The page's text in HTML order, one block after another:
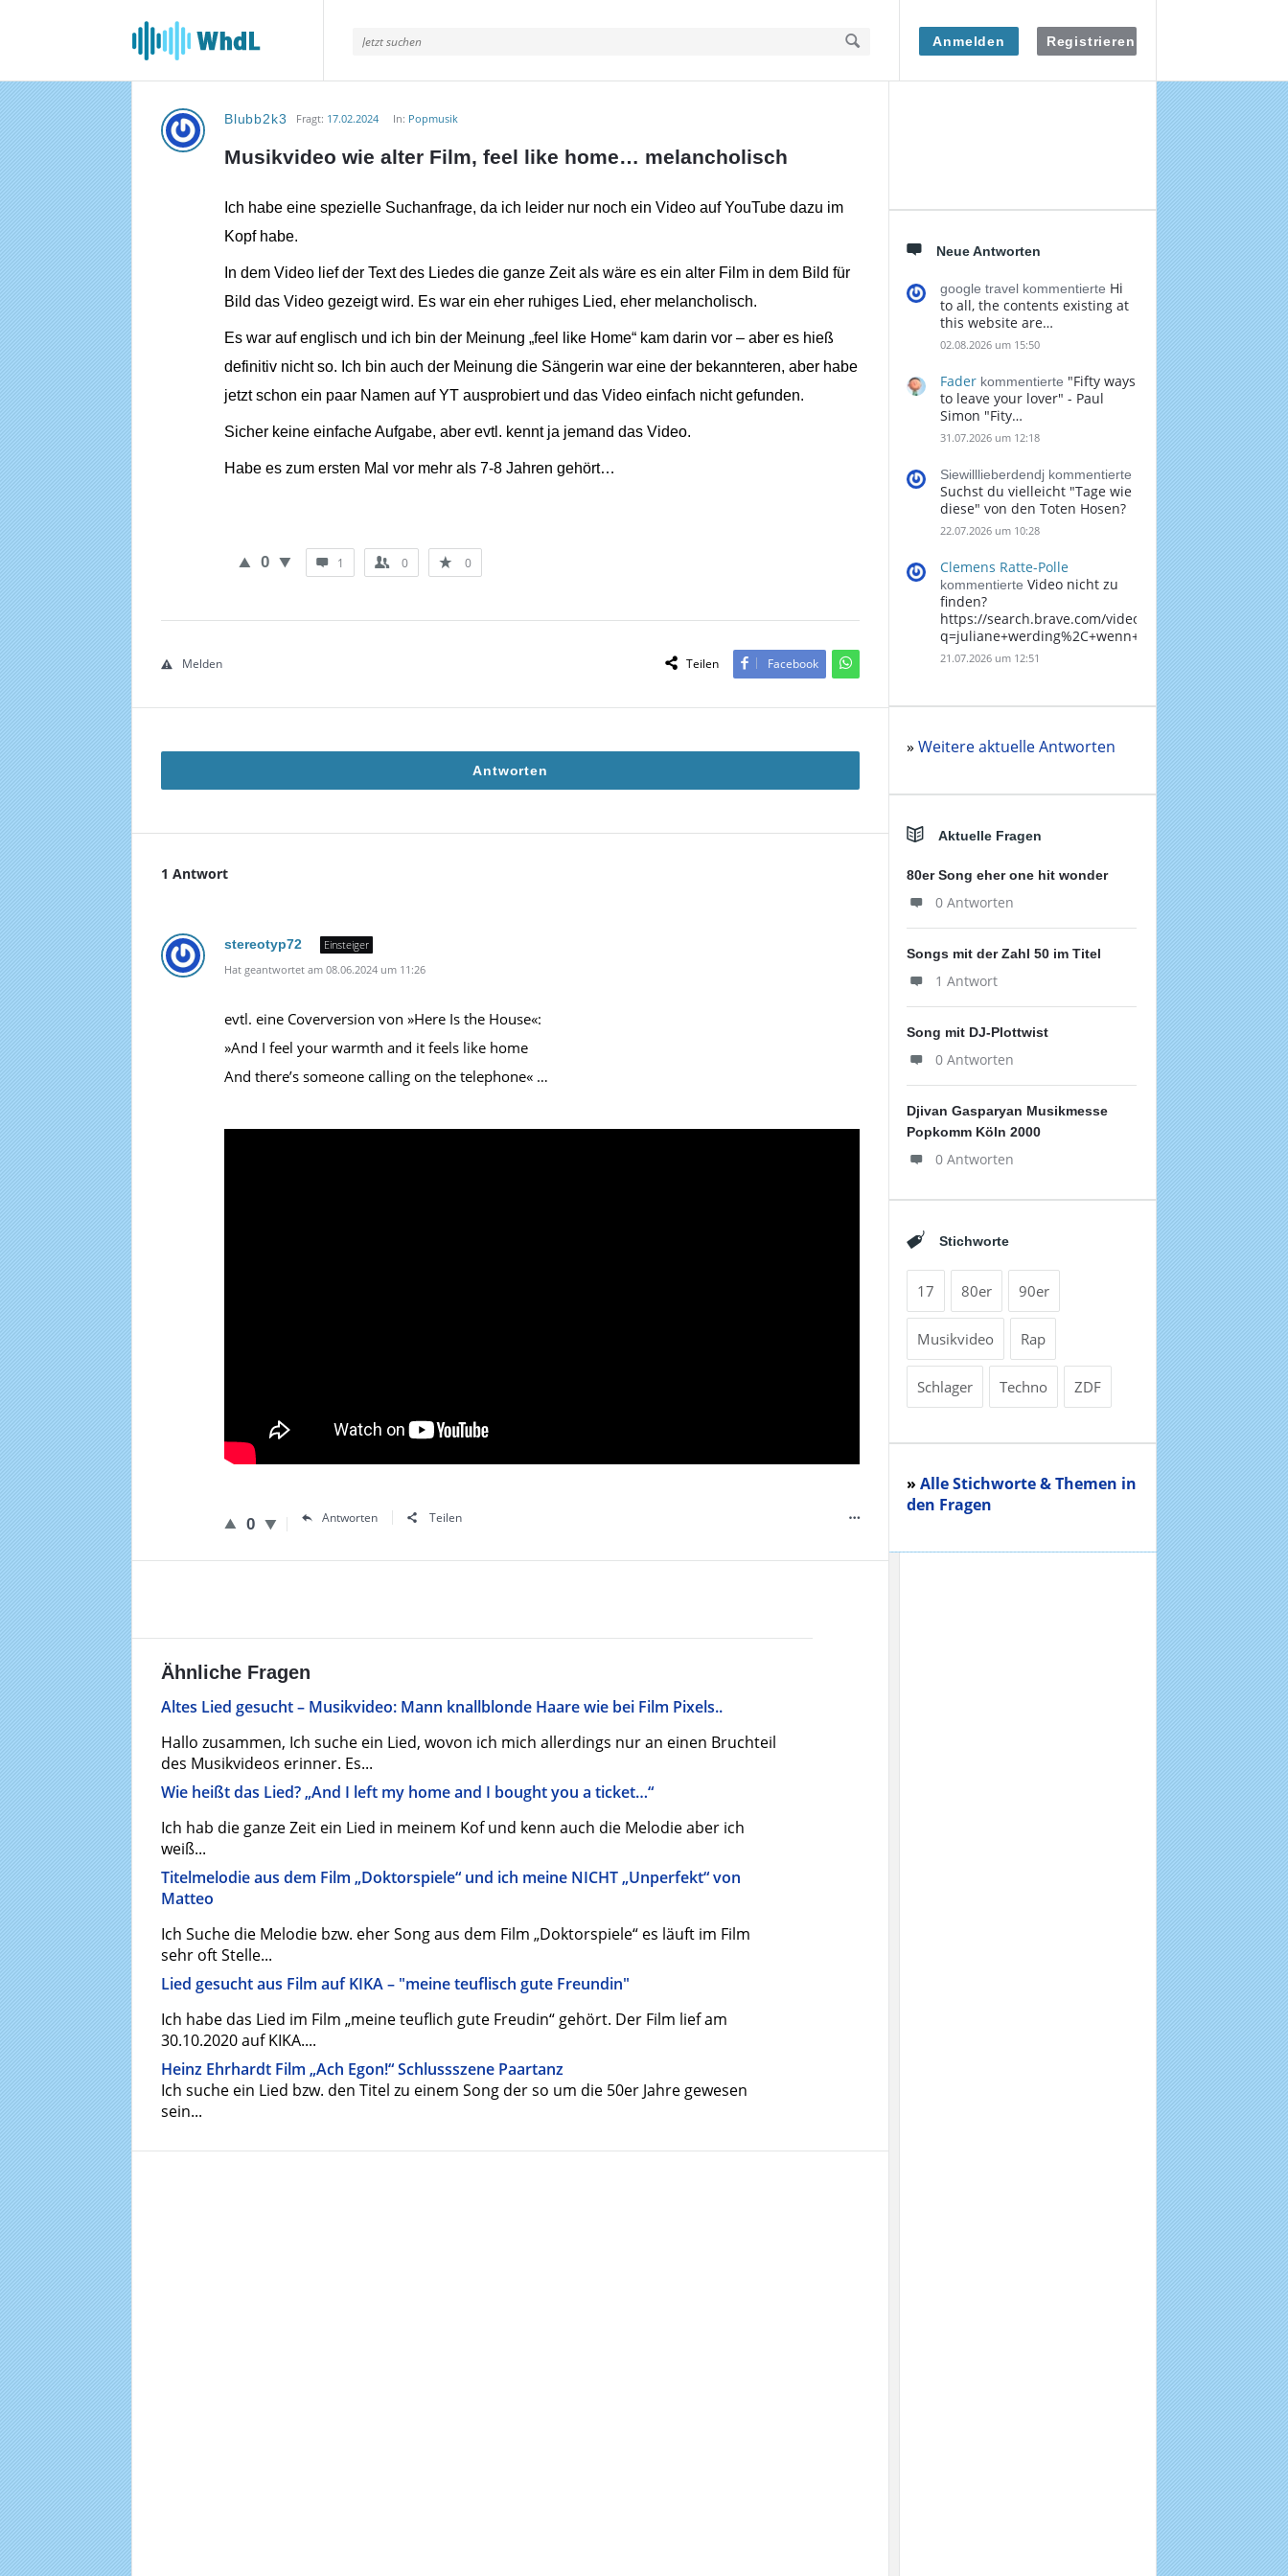
Anmelden Registrieren
Musikforum
von
Musikforum
WieheisstdasLied.de
Neueste
Blubb2k3 Fragt: 17.02.2024 In: Popmusik
Musikvideo wie alter Film, feel like home… melancholisch
Ich habe eine spezielle Suchanfrage, da ich leider nur noch ein Video auf YouTube dazu im
Kopf habe.
In dem Video lief der Text des Liedes die ganze Zeit als wäre es ein alter Film in dem Bild für
Bild das Video gezeigt wird. Es war ein eher ruhiges Lied, eher melancholisch.
Es war auf englisch und ich bin der Meinung „feel like Home“ kam darin vor – aber es hieß
definitiv nicht so. Ich bin auch der Meinung die Sängerin war eine der bekannteren, aber habe
jetzt schon ein paar Namen auf YT ausprobiert und das Video einfach nicht gefunden.
Sicher keine einfache Aufgabe, aber evtl. kennt ja jemand das Video.
Habe es zum ersten Mal vor mehr als 7-8 Jahren gehört…
0 1 0 0
Teilen Facebook
Melden
Antworten
1 Antwort
stereotyp72
Einsteiger
Hat geantwortet am 08.06.2024 um 11:26
evtl. eine Coverversion von »Here Is the House«:
»And I feel your warmth and it feels like home
And there’s someone calling on the telephone« …
0 Antworten Teilen
Ähnliche Fragen
Altes Lied gesucht – Musikvideo: Mann knallblonde Haare wie bei Film Pixels..
Hallo zusammen, Ich suche ein Lied, wovon ich mich allerdings nur an einen Bruchteil
des Musikvideos erinner. Es...
Wie heißt das Lied? „And I left my home and I bought you a ticket…“
Ich hab die ganze Zeit ein Lied in meinem Kof und kenn auch die Melodie aber ich
weiß...
Titelmelodie aus dem Film „Doktorspiele“ und ich meine NICHT „Unperfekt“ von
Matteo
Ich Suche die Melodie bzw. eher Song aus dem Film „Doktorspiele“ es läuft im Film
sehr oft Stelle...
Lied gesucht aus Film auf KIKA – "meine teuflisch gute Freundin"
Ich habe das Lied im Film „meine teuflich gute Freudin“ gehört. Der Film lief am
30.10.2020 auf KIKA....
Heinz Ehrhardt Film „Ach Egon!“ Schlussszene Paartanz
Ich suche ein Lied bzw. den Titel zu einem Song der so um die 50er Jahre gewesen
sein...
Seitenleiste
Neue Antworten
google travel kommentierte Hi
to all, the contents existing at
this website are…
02.08.2026 um 15:50
Fader kommentierte "Fifty ways
to leave your lover" - Paul
Simon "Fity…
31.07.2026 um 12:18
Siewilllieberdendj kommentierte
Suchst du vielleicht "Tage wie
diese" von den Toten Hosen?
22.07.2026 um 10:28
Clemens Ratte-Polle
kommentierte Video nicht zu
finden?
https://search.brave.com/videos?
21.07.2026 um 12:51
» Weitere aktuelle Antworten
Aktuelle Fragen
80er Song eher one hit wonder
0 Antworten
Songs mit der Zahl 50 im Titel
1 Antwort
Song mit DJ-Plottwist
0 Antworten
Djivan Gasparyan Musikmesse
Popkomm Köln 2000
0 Antworten
Stichworte
17 80er 90er
Musikvideo Rap
Schlager Techno ZDF
» Alle Stichworte & Themen in
den Fragen